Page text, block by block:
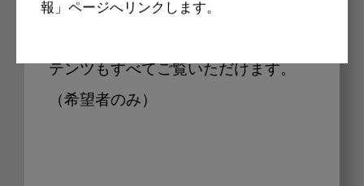
報」ページへリンクします。
最新価格をご確認いただけます。その
テンツもすべてご覧いただけます。
（希望者のみ）